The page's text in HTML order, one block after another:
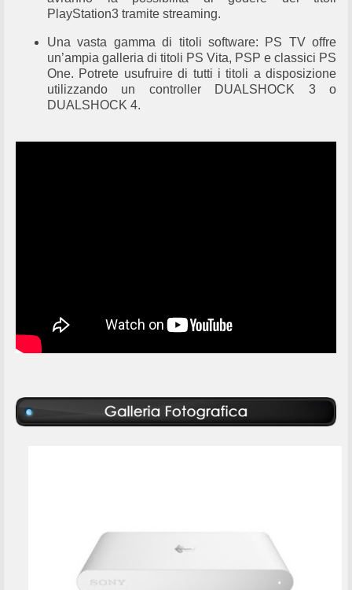
PlayStation3 tramite streaming.
Una vasta gamma di titoli software: PS TV offre
un’ampia galleria di titoli PS Vita, PSP e classici PS
One. Potrete usufruire di tutti i titoli a disposizione
utilizzando un controller DUALSHOCK 3 o
DUALSHOCK 4.